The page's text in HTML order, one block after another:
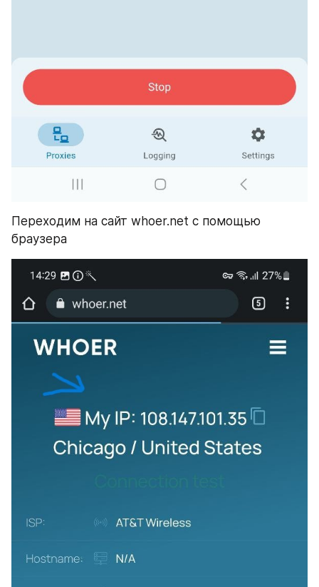
Переходим на сайт whoer.net с помощью
браузера